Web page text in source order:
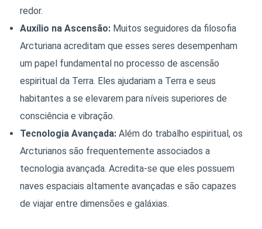
redor.
Auxílio na Ascensão: Muitos seguidores da filosofia
Arcturiana acreditam que esses seres desempenham
um papel fundamental no processo de ascensão
espiritual da Terra. Eles ajudariam a Terra e seus
habitantes a se elevarem para níveis superiores de
consciência e vibração.
Tecnologia Avançada: Além do trabalho espiritual, os
Arcturianos são frequentemente associados a
tecnologia avançada. Acredita-se que eles possuem
naves espaciais altamente avançadas e são capazes
de viajar entre dimensões e galáxias.